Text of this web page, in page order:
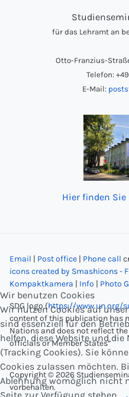
für das Lehramt an
Otto-Franzius-
Telefon:
E-Mail:
Hier finden Sie
Email | Post office | Phone call
icons created by Smashicons -
Kompaktkamera | Info | Photo
SDG logo (https://www.un.org/
content of this publication has
Nations and does not reflect
officials or Member States”
Copyright © 2026
vorbehalten.
Wir benutzen Cookies
Wir nutzen Cookies auf
sind essenziell für den
helfen, diese Website und
(Tracking Cookies). Sie
Cookies zulassen möchten.
Ablehnung womöglich nicht